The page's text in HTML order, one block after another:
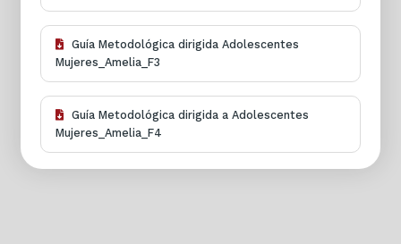
Guía Metodológica dirigida Adolescentes
Mujeres_Amelia_F3
Guía Metodológica dirigida a Adolescentes
Mujeres_Amelia_F4